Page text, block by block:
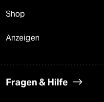
Shop
Anzeigen
Fragen & Hilfe